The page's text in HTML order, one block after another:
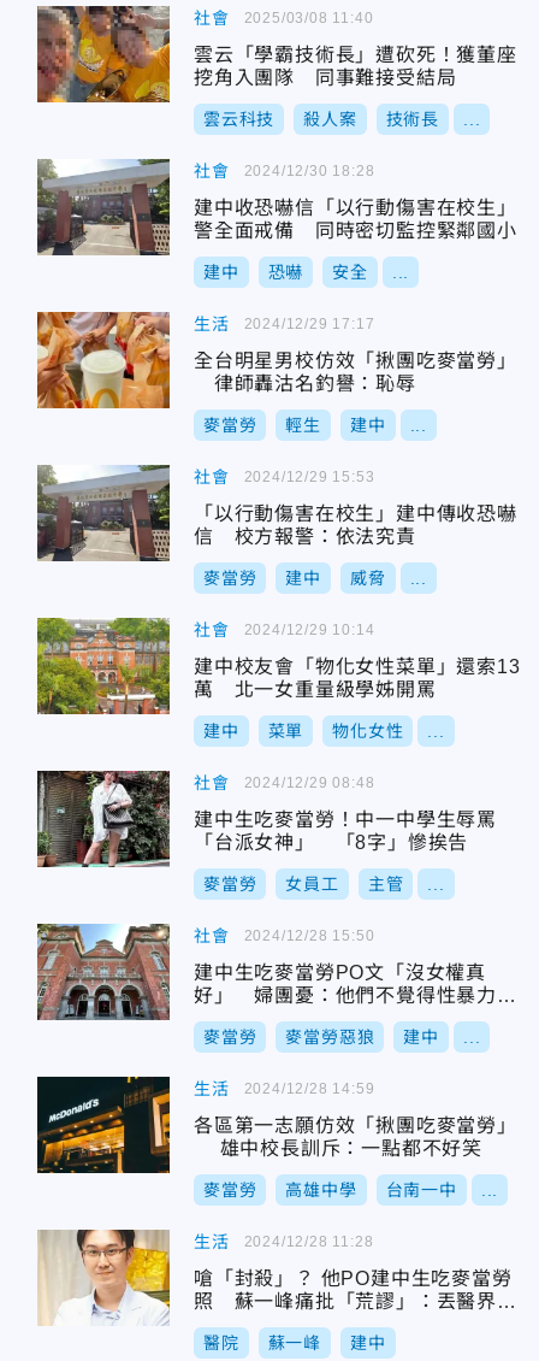
社會
雲云「學霸技術長」遭砍死！獲董座
挖角入團隊 同事難接受結局
雲云科技 殺人案 技術長
2025/03/08 11:40
社會
建中收恐嚇信「以行動傷害在校生」
警全面戒備 同時密切監控緊鄰國小
建中 恐嚇 安全
2024/12/30 18:28
生活
全台明星男校仿效「揪團吃麥當勞」
律師轟沽名釣譽：恥辱
麥當勞 輕生 建中
2024/12/29 17:17
社會
「以行動傷害在校生」建中傳收恐嚇
信 校方報警：依法究責
麥當勞 建中 威脅
2024/12/29 15:53
社會
建中校友會「物化女性菜單」還索13
萬 北一女重量級學姊開罵
建中 菜單 物化女性
2024/12/29 10:14
社會
建中生吃麥當勞！中一中學生辱罵
「台派女神」 「8字」慘挨告
麥當勞 女員工 主管
2024/12/29 08:48
社會
建中生吃麥當勞PO文「沒女權真
好」 婦團憂：他們不覺得性暴力有
錯
麥當勞 麥當勞惡狼 建中
2024/12/28 15:50
生活
各區第一志願仿效「揪團吃麥當勞」
雄中校長訓斥：一點都不好笑
麥當勞 高雄中學 台南一中
2024/12/28 14:59
生活
嗆「封殺」？ 他PO建中生吃麥當勞
照 蘇一峰痛批「荒謬」：丟醫界的
臉
醫院 蘇一峰 建中
2024/12/28 11:28